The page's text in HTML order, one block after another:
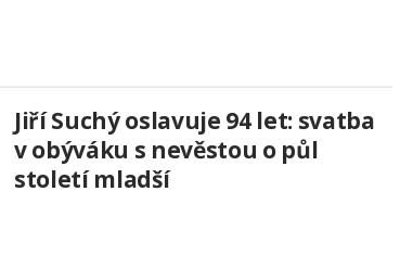
Jiří Suchý oslavuje 94 let: svatba
v obýváku s nevěstou o půl
století mladší